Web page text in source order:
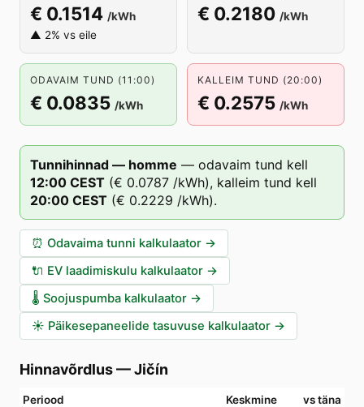
€ 0.1514 /kWh
▲ 2% vs eile
€ 0.2180 /kWh
ODAVAIM TUND (11:00)
€ 0.0835 /kWh
KALLEIM TUND (20:00)
€ 0.2575 /kWh
Tunnihinnad — homme — odavaim tund kell
12:00 CEST (€ 0.0787 /kWh), kalleim tund kell
20:00 CEST (€ 0.2229 /kWh).
⏰ Odavaima tunni kalkulaator →
🔌 EV laadimiskulu kalkulaator →
🌡️ Soojuspumba kalkulaator →
☀️ Päikesepaneelide tasuvuse kalkulaator →
Hinnavõrdlus—Jičín
Periood Keskmine vs täna